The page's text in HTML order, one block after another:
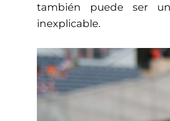
también puede ser
inexplicable.